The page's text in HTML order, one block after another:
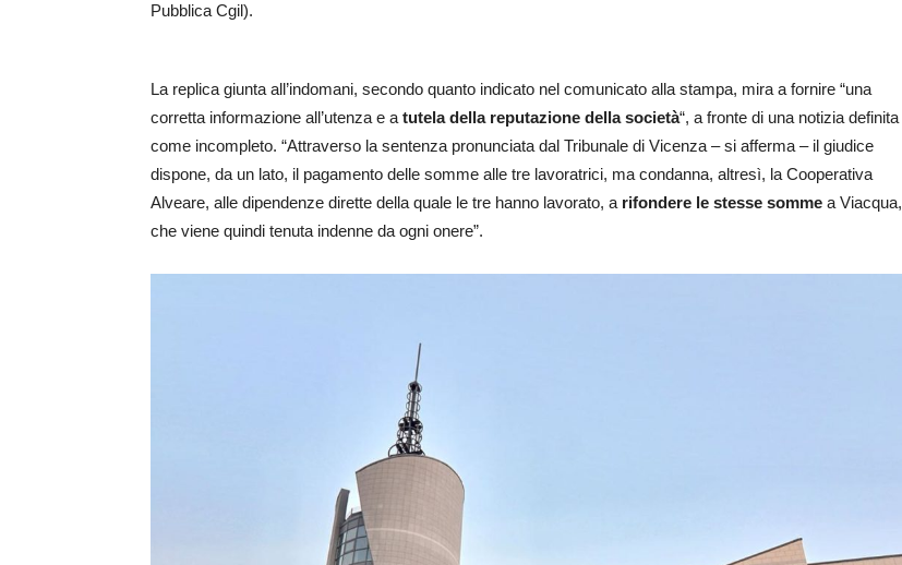
Pubblica Cgil).
La replica giunta all’indomani, secondo quanto indicato nel comunicato alla stampa, mira a fornire “una
corretta informazione all’utenza e a tutela della reputazione della società“, a fronte di una notizia definita
come incompleto. “Attraverso la sentenza pronunciata dal Tribunale di Vicenza – si afferma – il giudice
dispone, da un lato, il pagamento delle somme alle tre lavoratrici, ma condanna, altresì, la Cooperativa
Alveare, alle dipendenze dirette della quale le tre hanno lavorato, a rifondere le stesse somme a Viacqua,
che viene quindi tenuta indenne da ogni onere”.